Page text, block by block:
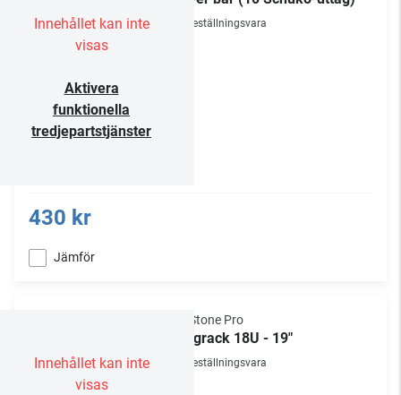
Innehållet kan inte
visas
Aktivera
funktionella
tredjepartstjänster
Beställningsvara
430 kr
Jämför
Innehållet kan inte
visas
NorStone Pro
Väggrack 18U - 19"
Beställningsvara